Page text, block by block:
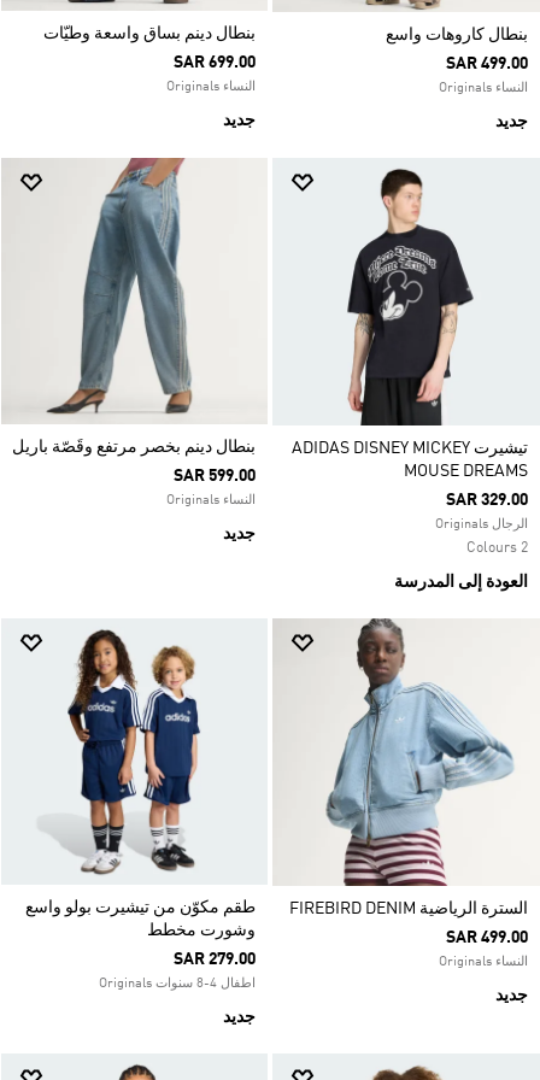
بنطال كاروهات واسع
SAR 499.00
النساء Originals
جديد
بنطال دينم بساق واسعة وطيّات
SAR 699.00
النساء Originals
جديد
تيشيرت ADIDAS DISNEY MICKEY
MOUSE DREAMS
SAR 329.00
الرجال Originals
2 Colours
العودة إلى المدرسة
بنطال دينم بخصر مرتفع وقَصّة باريل
SAR 599.00
النساء Originals
جديد
السترة الرياضية FIREBIRD DENIM
SAR 499.00
النساء Originals
جديد
طقم مكوّن من تيشيرت بولو واسع
وشورت مخطط
SAR 279.00
اطفال 4-8 سنوات Originals
جديد